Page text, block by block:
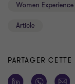
Women Experience
Article
PARTAGER CETTE